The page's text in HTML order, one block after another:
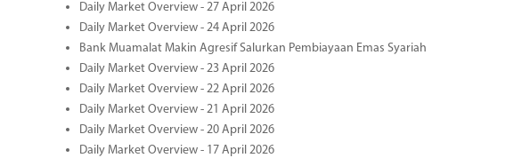
Daily Market Overview - 27 April 2026
Daily Market Overview - 24 April 2026
Bank Muamalat Makin Agresif Salurkan Pembiayaan Emas Syariah
Daily Market Overview - 23 April 2026
Daily Market Overview - 22 April 2026
Daily Market Overview - 21 April 2026
Daily Market Overview - 20 April 2026
Daily Market Overview - 17 April 2026